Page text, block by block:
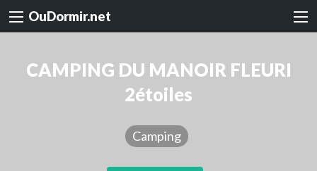
OuDormir.net
CAMPING DU MANOIR FLEURI
2étoiles
Camping